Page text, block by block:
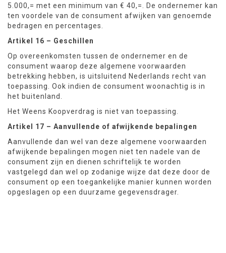
5.000,= met een minimum van € 40,=. De ondernemer kan
ten voordele van de consument afwijken van genoemde
bedragen en percentages.
Artikel 16 – Geschillen
Op overeenkomsten tussen de ondernemer en de
consument waarop deze algemene voorwaarden
betrekking hebben, is uitsluitend Nederlands recht van
toepassing. Ook indien de consument woonachtig is in
het buitenland.
Het Weens Koopverdrag is niet van toepassing.
Artikel 17 – Aanvullende of afwijkende bepalingen
Aanvullende dan wel van deze algemene voorwaarden
afwijkende bepalingen mogen niet ten nadele van de
consument zijn en dienen schriftelijk te worden
vastgelegd dan wel op zodanige wijze dat deze door de
consument op een toegankelijke manier kunnen worden
opgeslagen op een duurzame gegevensdrager.